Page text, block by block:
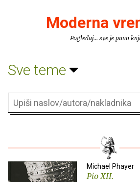
Moderna
Pogledaj... sve je puno
Sve teme
Michael Phayer
Pio XII.